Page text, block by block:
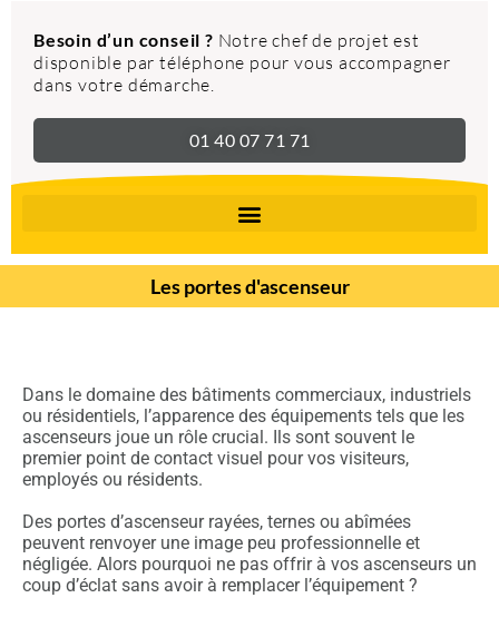
Besoin d’un conseil ? Notre chef de projet est
disponible par téléphone pour vous accompagner
dans votre démarche.
01 40 07 71 71
Les portes d'ascenseur
Dans le domaine des bâtiments commerciaux, industriels
ou résidentiels, l’apparence des équipements tels que les
ascenseurs joue un rôle crucial. Ils sont souvent le
premier point de contact visuel pour vos visiteurs,
employés ou résidents.
Des portes d’ascenseur rayées, ternes ou abîmées
peuvent renvoyer une image peu professionnelle et
négligée. Alors pourquoi ne pas offrir à vos ascenseurs un
coup d’éclat sans avoir à remplacer l’équipement ?